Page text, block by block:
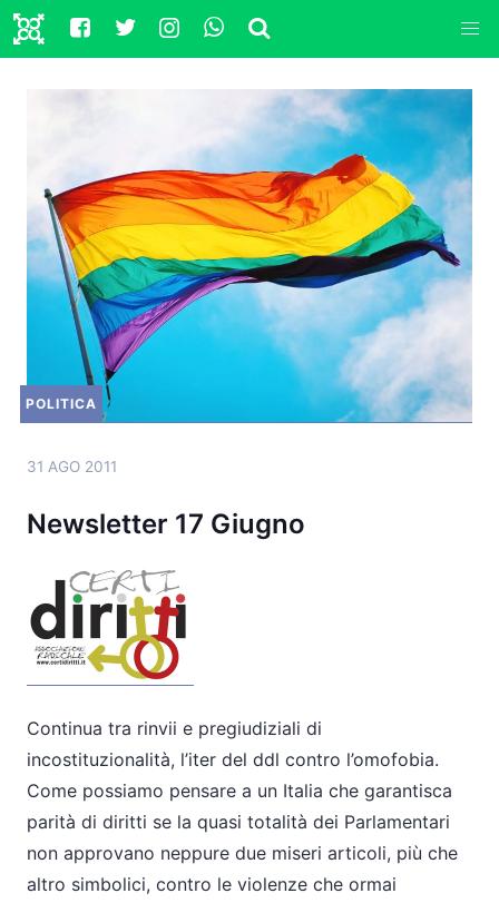
POLITICA
31 AGO 2011
Newsletter 17 Giugno
Continua tra rinvii e pregiudiziali di
incostituzionalità, l’iter del ddl contro l’omofobia.
Come possiamo pensare a un Italia che garantisca
parità di diritti se la quasi totalità dei Parlamentari
non approvano neppure due miseri articoli, più che
altro simbolici, contro le violenze che ormai